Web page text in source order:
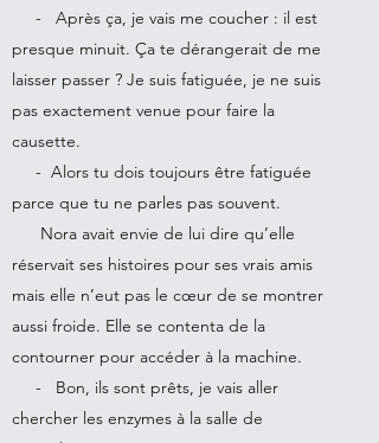
- Après ça, je vais me coucher : il est
presque minuit. Ça te dérangerait de me
laisser passer ? Je suis fatiguée, je ne suis
pas exactement venue pour faire la
causette.
- Alors tu dois toujours être fatiguée
parce que tu ne parles pas souvent.
Nora avait envie de lui dire qu’elle
réservait ses histoires pour ses vrais amis
mais elle n’eut pas le cœur de se montrer
aussi froide. Elle se contenta de la
contourner pour accéder à la machine.
- Bon, ils sont prêts, je vais aller
chercher les enzymes à la salle de